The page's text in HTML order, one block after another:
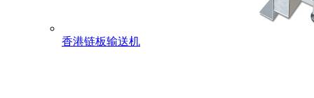
香港链板输送机